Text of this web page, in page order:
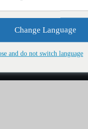
/ Arcane Jinx -näppäinhatut
Jinx -näppäinhatut
Change Language
and do not switch language